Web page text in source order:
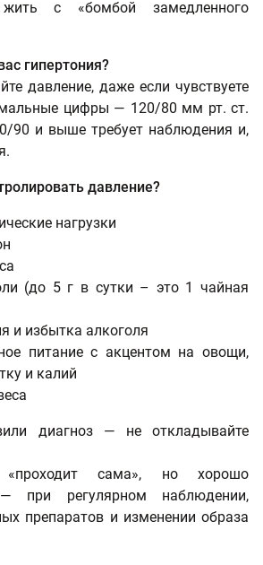
с «бомбой замедленного
гипертония?
давление, даже если чувствуете
цифры — 120/80 мм рт. ст.
90 и выше требует наблюдения и,
давление?
нагрузки
(до 5 г в сутки – это 1 чайная
и избытка алкоголя
питание с акцентом на овощи,
и калий
диагноз — не откладывайте
«проходит сама», но хорошо
— при регулярном наблюдении,
препаратов и изменении образа